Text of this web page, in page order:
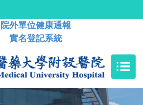
院外單位健康通報
實名登記系統